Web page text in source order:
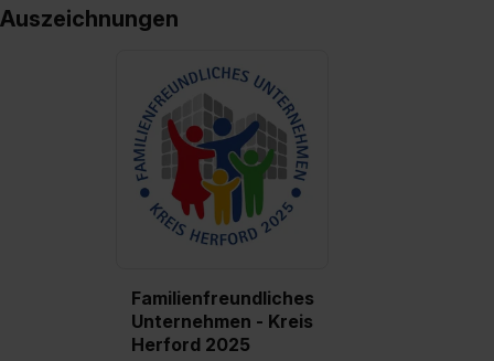
Auszeichnungen
Familienfreundliches
Unternehmen - Kreis
Herford 2025